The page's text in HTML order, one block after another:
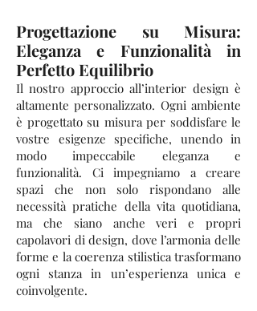
Progettazione su Misura:
Eleganza e Funzionalità in
Perfetto Equilibrio
Il nostro approccio all’interior design è
altamente personalizzato. Ogni ambiente
è progettato su misura per soddisfare le
vostre esigenze specifiche, unendo in
modo impeccabile eleganza e
funzionalità. Ci impegniamo a creare
spazi che non solo rispondano alle
necessità pratiche della vita quotidiana,
ma che siano anche veri e propri
capolavori di design, dove l’armonia delle
forme e la coerenza stilistica trasformano
ogni stanza in un’esperienza unica e
coinvolgente.